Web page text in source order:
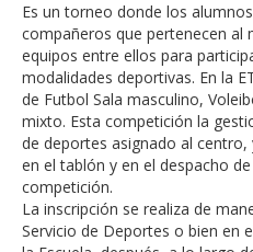
Es un torneo donde los
compañeros que pertenecen
equipos entre ellos para
modalidades deportivas. En la
de Futbol Sala masculino,
mixto. Esta competición la
de deportes asignado al
en el tablón y en el despacho
competición.
La inscripción se realiza de
Servicio de Deportes o bien en